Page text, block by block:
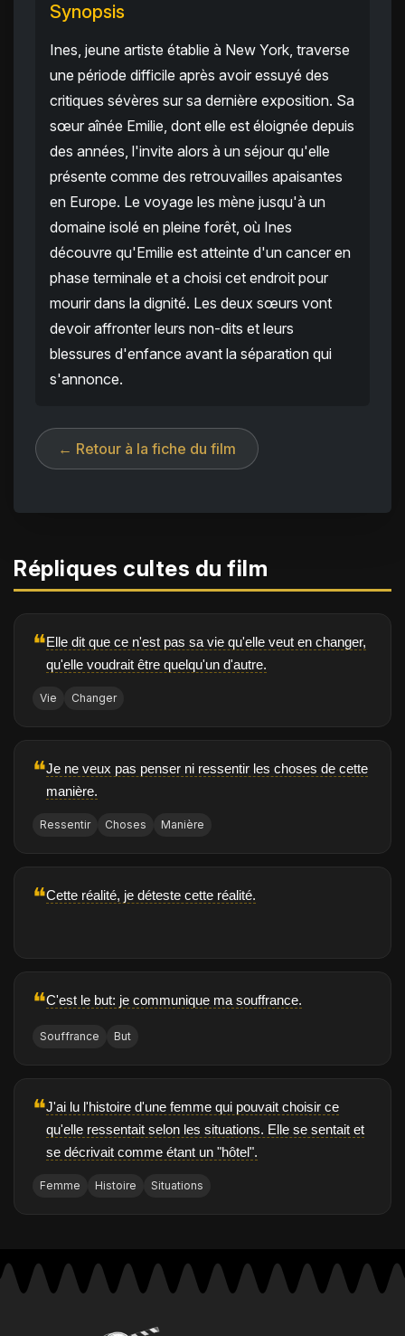
Synopsis
Ines, jeune artiste établie à New York, traverse
une période difficile après avoir essuyé des
critiques sévères sur sa dernière exposition. Sa
sœur aînée Emilie, dont elle est éloignée depuis
des années, l'invite alors à un séjour qu'elle
présente comme des retrouvailles apaisantes
en Europe. Le voyage les mène jusqu'à un
domaine isolé en pleine forêt, où Ines
découvre qu'Emilie est atteinte d'un cancer en
phase terminale et a choisi cet endroit pour
mourir dans la dignité. Les deux sœurs vont
devoir affronter leurs non-dits et leurs
blessures d'enfance avant la séparation qui
s'annonce.
← Retour à la fiche du film
Répliques cultes du film
❝Elle dit que ce n'est pas sa vie qu'elle veut en changer,
qu'elle voudrait être quelqu'un d'autre.
Vie Changer
❝Je ne veux pas penser ni ressentir les choses de cette
manière.
Ressentir Choses Manière
❝Cette réalité, je déteste cette réalité.
❝C'est le but: je communique ma souffrance.
Souffrance But
❝J'ai lu l'histoire d'une femme qui pouvait choisir ce
qu'elle ressentait selon les situations. Elle se sentait et
se décrivait comme étant un "hôtel".
Femme Histoire Situations